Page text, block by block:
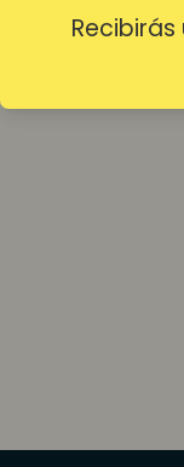
Acceder